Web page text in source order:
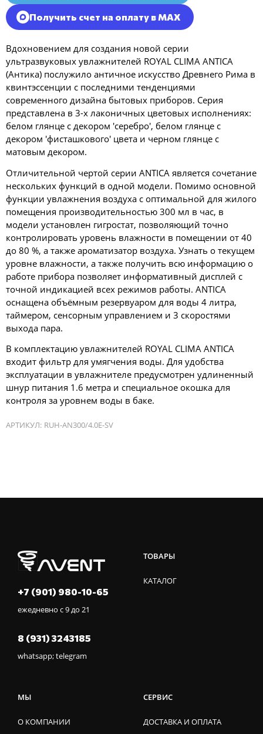
Получить счет на оплату в MAX
Вдохновением для создания новой серии
ультразвуковых увлажнителей ROYAL CLIMA ANTICA
(Антика) послужило античное искусство Древнего Рима в
квинтэссенции с последними тенденциями
современного дизайна бытовых приборов. Серия
представлена в 3-х лаконичных цветовых исполнениях:
белом глянце с декором 'серебро', белом глянце с
декором 'фисташкового' цвета и черном глянце с
матовым декором.
Отличительной чертой серии ANTICA является сочетание
нескольких функций в одной модели. Помимо основной
функции увлажнения воздуха с оптимальной для жилого
помещения производительностью 300 мл в час, в
модели установлен гигростат, позволяющий точно
контролировать уровень влажности в помещении от 40
до 80 %, а также ароматизатор воздуха. Узнать о текущем
уровне влажности, а также получить всю информацию о
работе прибора позволяет информативный дисплей с
точной индикацией всех режимов работы. ANTICA
оснащена объёмным резервуаром для воды 4 литра,
таймером, сенсорным управлением и 3 скоростями
выхода пара.
В комплектацию увлажнителей ROYAL CLIMA ANTICA
входит фильтр для умягчения воды. Для удобства
эксплуатации в увлажнителе предусмотрен удлиненный
шнур питания 1.6 метра и специальное окошка для
контроля за уровнем воды в баке.
АРТИКУЛ: RUH-AN300/4.0E-SV
+7 (901) 980-10-65
ежедневно с 9 до 21
8 (931) 3243185
whatsapp; telegram
ТОВАРЫ
КАТАЛОГ
МЫ
О КОМПАНИИ
СЕРВИС
ДОСТАВКА И ОПЛАТА